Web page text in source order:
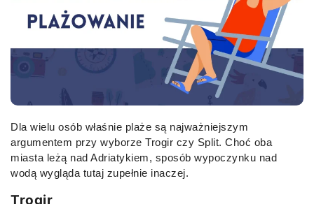
Dla wielu osób właśnie plaże są najważniejszym
argumentem przy wyborze Trogir czy Split. Choć oba
miasta leżą nad Adriatykiem, sposób wypoczynku nad
wodą wygląda tutaj zupełnie inaczej.
Trogir